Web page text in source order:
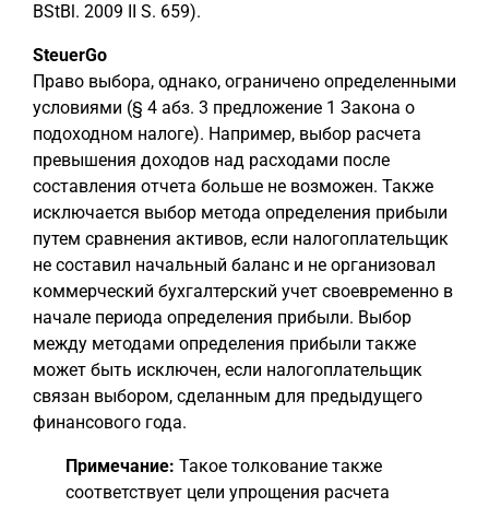
BStBl. 2009 II S. 659).
SteuerGo
Право выбора, однако, ограничено определенными
условиями (§ 4 абз. 3 предложение 1 Закона о
подоходном налоге). Например, выбор расчета
превышения доходов над расходами после
составления отчета больше не возможен. Также
исключается выбор метода определения прибыли
путем сравнения активов, если налогоплательщик
не составил начальный баланс и не организовал
коммерческий бухгалтерский учет своевременно в
начале периода определения прибыли. Выбор
между методами определения прибыли также
может быть исключен, если налогоплательщик
связан выбором, сделанным для предыдущего
финансового года.
Примечание: Такое толкование также
соответствует цели упрощения расчета